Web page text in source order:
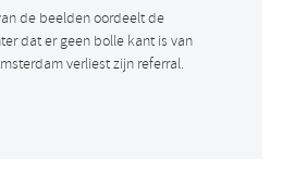
de beelden oordeelt de
dat er geen bolle kant is van
verliest zijn referral.